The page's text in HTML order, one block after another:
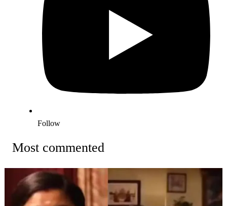
Follow
Most commented